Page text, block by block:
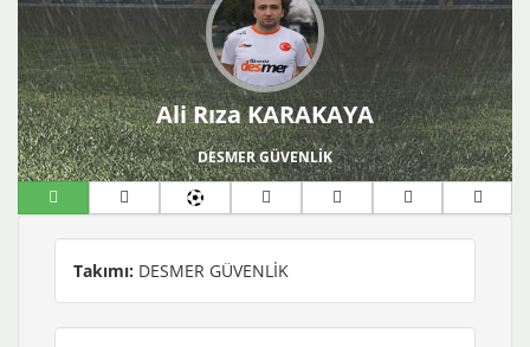
Ali Rıza KARAKAYA
DESMER GÜVENLİK
Takımı: DESMER GÜVENLİK